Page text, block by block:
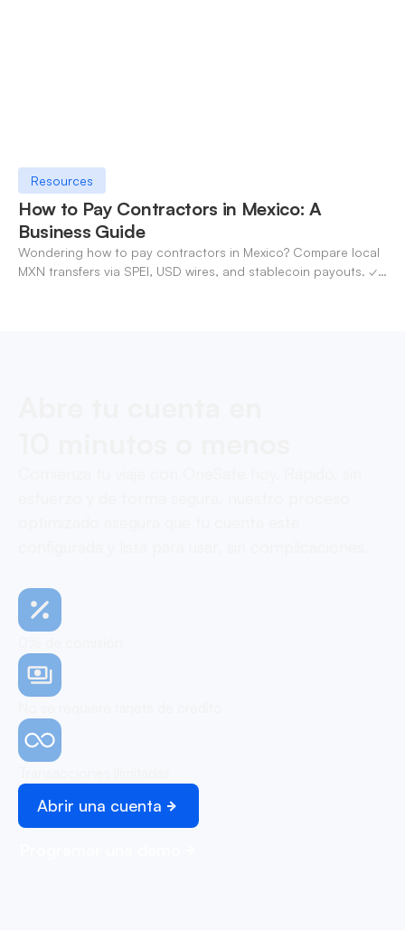
Resources
How to Pay Contractors in Mexico: A
Business Guide
Wondering how to pay contractors in Mexico? Compare local
MXN transfers via SPEI, USD wires, and stablecoin payouts. ✓
Abrir una cuenta